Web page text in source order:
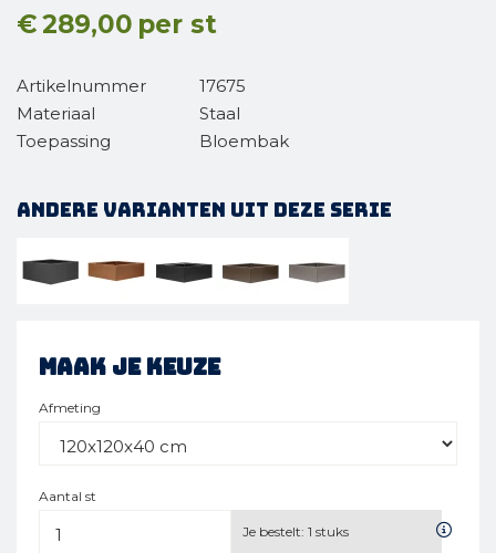
€289,00 per st
Artikelnummer
17675
Materiaal
Staal
Toepassing
Bloembak
Andere varianten uit deze serie
Maak je keuze
Afmeting
Aantal st
Je bestelt: 1 stuks